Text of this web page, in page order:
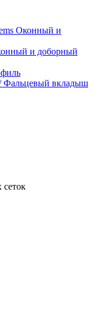
Оконный и
и доборный
Фальцевый вкладыш